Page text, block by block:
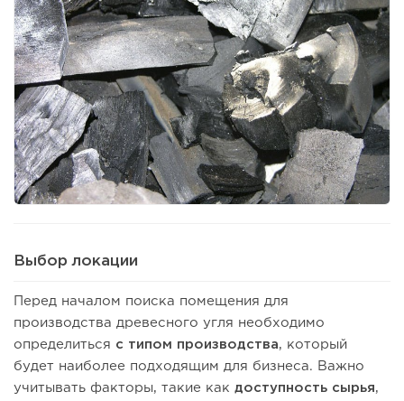
Выбор локации
Перед началом поиска помещения для
производства древесного угля необходимо
определиться с типом производства, который
будет наиболее подходящим для бизнеса. Важно
учитывать факторы, такие как доступность сырья,